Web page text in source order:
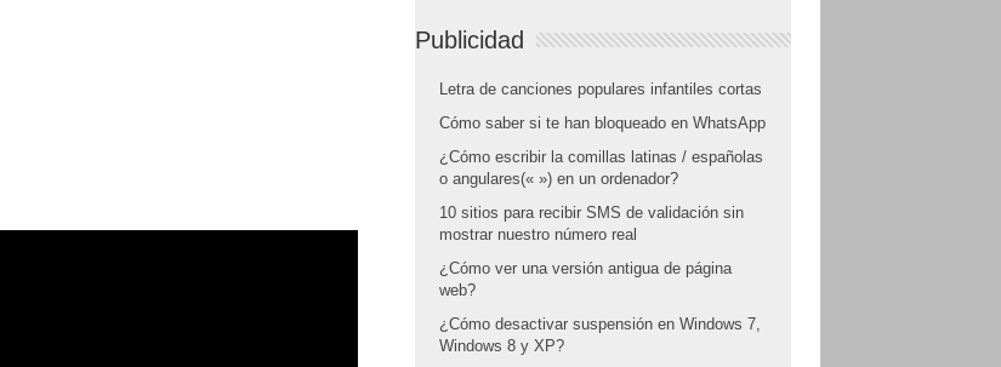
Publicidad
Letra de canciones populares infantiles cortas
Cómo saber si te han bloqueado en WhatsApp
¿Cómo escribir la comillas latinas / españolas
o angulares(« ») en un ordenador?
10 sitios para recibir SMS de validación sin
mostrar nuestro número real
¿Cómo ver una versión antigua de página
web?
¿Cómo desactivar suspensión en Windows 7,
Windows 8 y XP?